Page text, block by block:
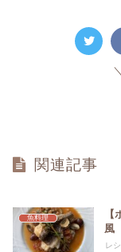
関連記事
魚料理
風
レ